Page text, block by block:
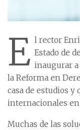
E l rector
Estado de
inaugurar
la Reforma en
casa de estudios y
internacionales
Muchas de las